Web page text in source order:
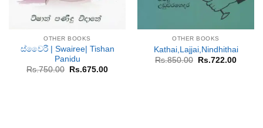
OTHER BOOKS
ස්වෛරී | Swairee| Tishan
Panidu
Rs.750.00
Original
Rs.675.00Current
OTHER BOOKS
Kathai,Lajjai,Nindhithai
Rs.850.00
Original
Rs.722.00